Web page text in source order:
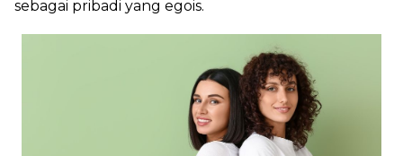
sebagai pribadi yang egois.